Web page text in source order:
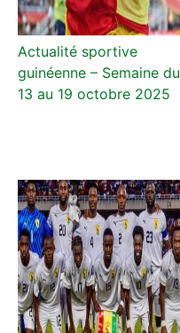
Actualité sportive
guinéenne – Semaine du
13 au 19 octobre 2025